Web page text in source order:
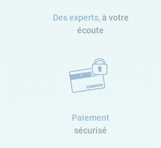
Des experts, à votre
écoute
Paiement
sécurisé